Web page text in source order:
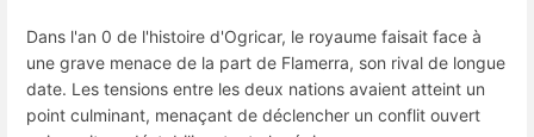
Dans l'an 0 de l'histoire d'Ogricar, le royaume faisait face à
une grave menace de la part de Flamerra, son rival de longue
date. Les tensions entre les deux nations avaient atteint un
point culminant, menaçant de déclencher un conflit ouvert